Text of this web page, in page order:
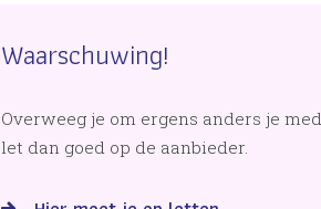
Waarschuwing!
Overweeg je om ergens anders je
let dan goed op de aanbieder.